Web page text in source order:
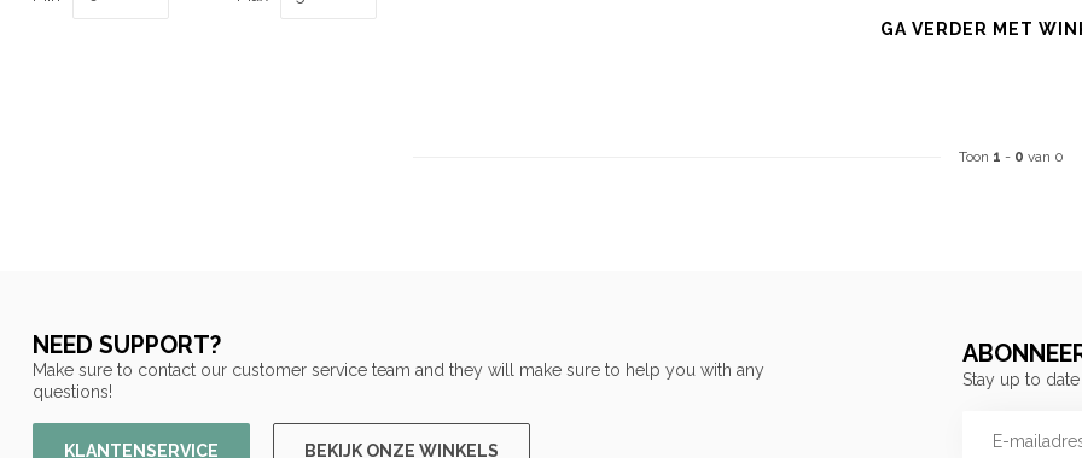
GA VERDER MET
Toon 1 - 0 van 0
NEED SUPPORT?
Make sure to contact our customer service team and they will make sure to help you with any
questions!
KLANTENSERVICE BEKIJK ONZE WINKELS
Stay up to